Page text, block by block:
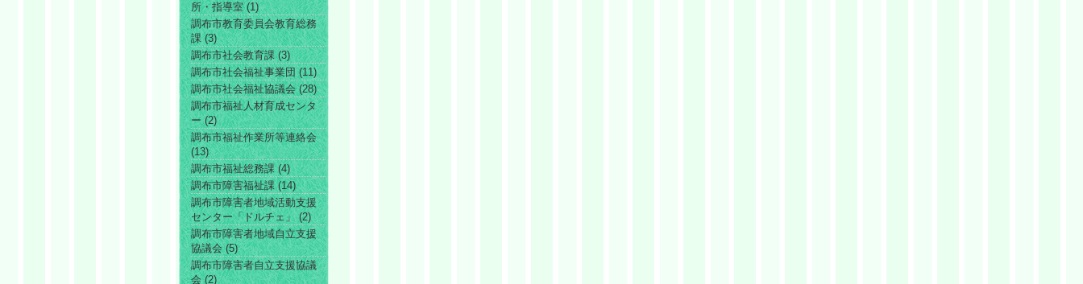
所・指導室 (1)
調布市教育委員会教育総務
課 (3)
調布市社会教育課 (3)
調布市社会福祉事業団 (11)
調布市社会福祉協議会 (28)
調布市福祉人材育成センタ
ー (2)
調布市福祉作業所等連絡会
(13)
調布市福祉総務課 (4)
調布市障害福祉課 (14)
調布市障害者地域活動支援
センター「ドルチェ」 (2)
調布市障害者地域自立支援
協議会 (5)
調布市障害者自立支援協議
会 (2)